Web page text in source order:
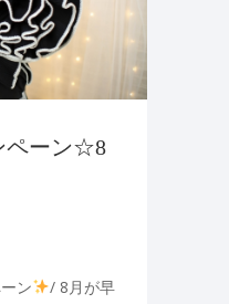
ペーン☆8
ン
/ 8月が早